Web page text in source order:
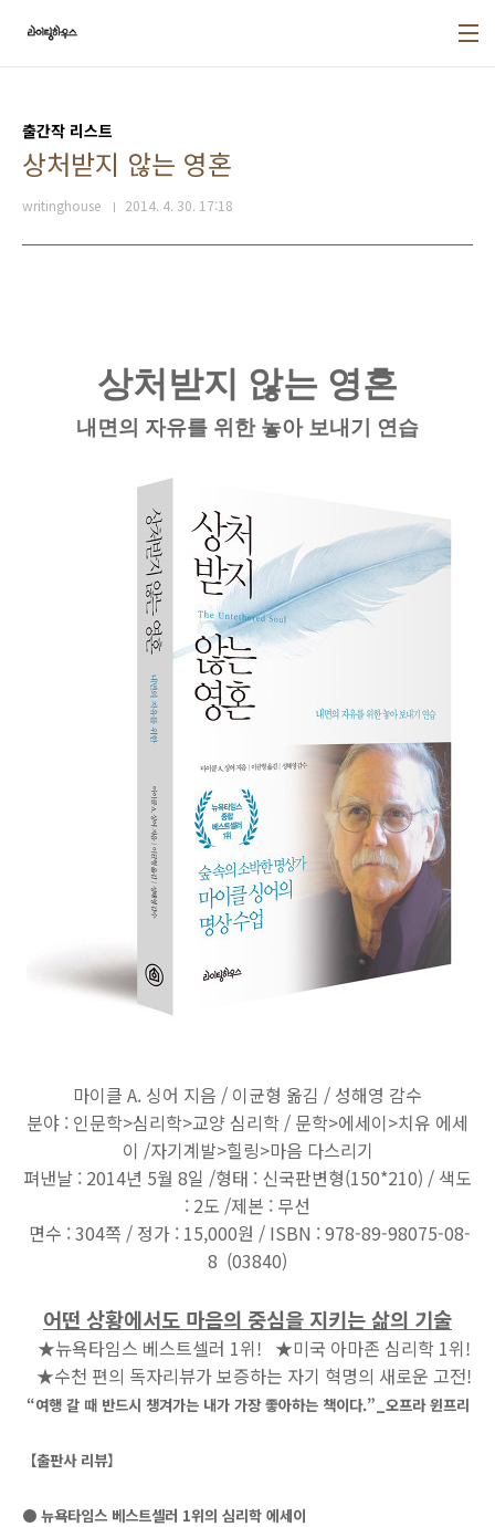
출간작 리스트
상처받지 않는 영혼
writinghouse 2014. 4. 30. 17:18
상처받지 않는 영혼
내면의 자유를 위한 놓아 보내기 연습
마이클 A. 싱어 지음 / 이균형 옮김 / 성해영 감수
분야 : 인문학>심리학>교양 심리학 / 문학>에세이>치유 에세
이 /자기계발>힐링>마음 다스리기
펴낸날 : 2014년 5월 8일 /형태 : 신국판변형(150*210) / 색도
: 2도 /제본 : 무선
면수 : 304쪽 / 정가 : 15,000원 / ISBN : 978-89-98075-08-
8 (03840)
어떤 상황에서도 마음의 중심을 지키는 삶의 기술
★뉴욕타임스 베스트셀러 1위! ★미국 아마존 심리학 1위!
★수천 편의 독자리뷰가 보증하는 자기 혁명의 새로운 고전!
“여행 갈 때 반드시 챙겨가는 내가 가장 좋아하는 책이다.”_오프라 윈프리
【출판사 리뷰】
● 뉴욕타임스 베스트셀러 1위의 심리학 에세이